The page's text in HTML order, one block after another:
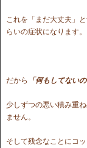
これを「まだ大丈夫」
らいの症状になります。
だから 「何もしてない
少しずつの悪い積み重
ません。
そして残念なことにコ